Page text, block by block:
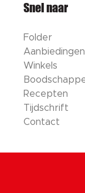
Snel naar
Folder
Aanbiedingen
Winkels
Recepten
Tijdschrift
Contact